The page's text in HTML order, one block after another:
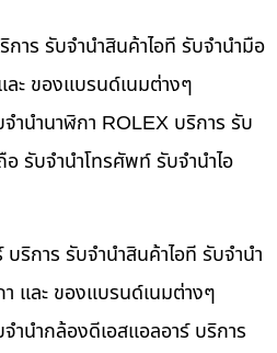
าร รับจำนำสินค้าไอที รับจำนำมือ
ะ ของแบรนด์เนมต่างๆ
ำนำนาฬิกา ROLEX บริการ รับ
รับจำนำโทรศัพท์ รับจำนำไอ
ริการ รับจำนำสินค้าไอที รับจำนำ
และ ของแบรนด์เนมต่างๆ
ำนำกล้องดีเอสแอลอาร์ บริการ